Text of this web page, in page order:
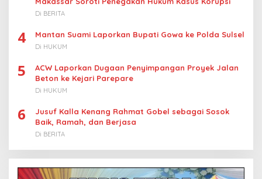
Di BERITA
4 Mantan Suami Laporkan Bupati Gowa ke Polda Sulsel
Di HUKUM
5
ACW Laporkan Dugaan Penyimpangan Proyek Jalan
Beton ke Kejari Parepare
Di HUKUM
6
Jusuf Kalla Kenang Rahmat Gobel sebagai Sosok
Baik, Ramah, dan Berjasa
Di BERITA